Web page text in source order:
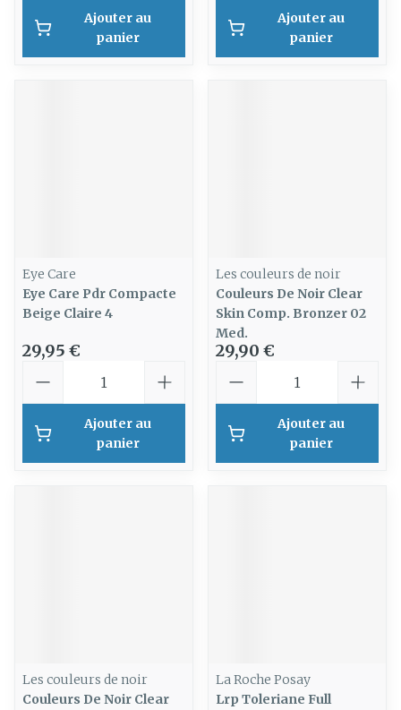
Ajouter au
panier
Ajouter au
panier
Eye Care
Eye Care Pdr Compacte
Beige Claire 4
29,95 €
Ajouter au
panier
Les couleurs de noir
Couleurs De Noir Clear
Skin Comp. Bronzer 02
Med.
29,90 €
Ajouter au
panier
Les couleurs de noir
Couleurs De Noir Clear
La Roche Posay
Lrp Toleriane Full